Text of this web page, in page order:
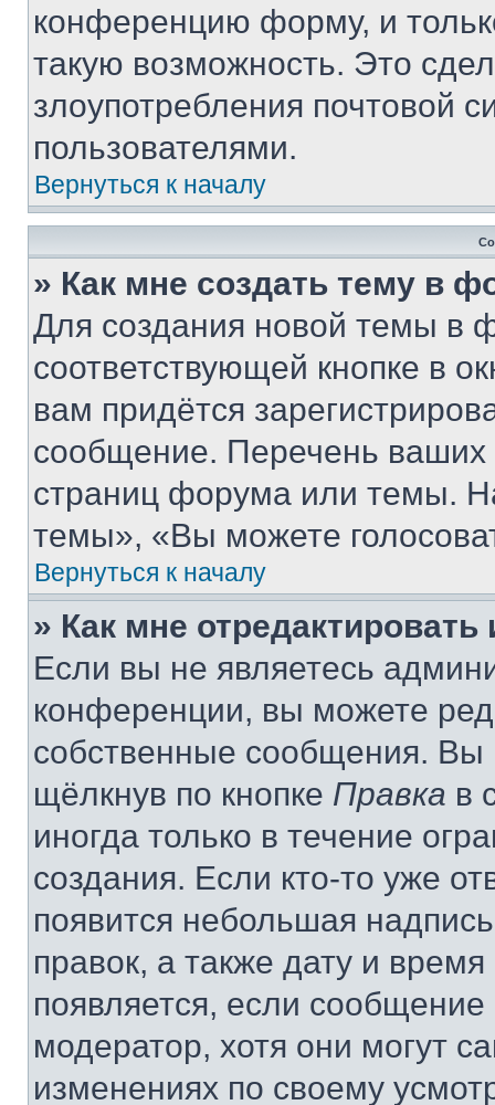
конференцию форму, и
такую возможность. Это
злоупотребления почтовой
пользователями.
Вернуться к началу
» Как мне создать тему в
Для создания новой темы в
соответствующей кнопке в
вам придётся
сообщение. Перечень ваших
страниц форума или темы.
темы», «Вы можете
Вернуться к началу
» Как мне
Если вы не являетесь
конференции, вы можете
собственные сообщения. Вы
щёлкнув по кнопке Правка в
иногда только в течение
создания. Если кто-то уже
появится небольшая
правок, а также дату и
появляется, если
модератор, хотя они могут
изменениях по своему